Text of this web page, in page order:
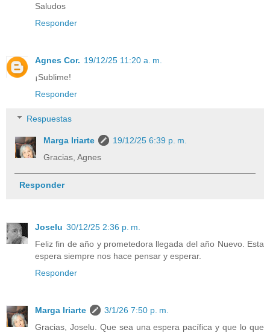
Saludos
Responder
Agnes Cor. 19/12/25 11:20 a. m.
¡Sublime!
Responder
Respuestas
Marga Iriarte
19/12/25 6:39 p. m.
Gracias, Agnes
Responder
Joselu 30/12/25 2:36 p. m.
Feliz fin de año y prometedora llegada del año Nuevo. Esta
espera siempre nos hace pensar y esperar.
Responder
Marga Iriarte
3/1/26 7:50 p. m.
Gracias, Joselu. Que sea una espera pacífica y que lo que